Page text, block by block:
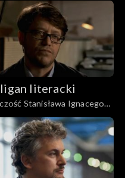
literacki
Stanisława Ignacego
cz. 2